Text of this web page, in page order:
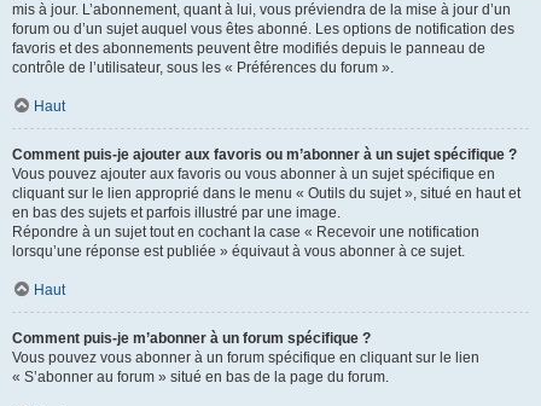
mis à jour. L’abonnement, quant à lui, vous préviendra de la mise à jour d’un
forum ou d’un sujet auquel vous êtes abonné. Les options de notification des
favoris et des abonnements peuvent être modifiés depuis le panneau de
contrôle de l’utilisateur, sous les « Préférences du forum ».
Haut
Comment puis-je ajouter aux favoris ou m’abonner à un sujet spécifique ?
Vous pouvez ajouter aux favoris ou vous abonner à un sujet spécifique en
cliquant sur le lien approprié dans le menu « Outils du sujet », situé en haut et
en bas des sujets et parfois illustré par une image.
Répondre à un sujet tout en cochant la case « Recevoir une notification
lorsqu’une réponse est publiée » équivaut à vous abonner à ce sujet.
Haut
Comment puis-je m’abonner à un forum spécifique ?
Vous pouvez vous abonner à un forum spécifique en cliquant sur le lien
« S’abonner au forum » situé en bas de la page du forum.